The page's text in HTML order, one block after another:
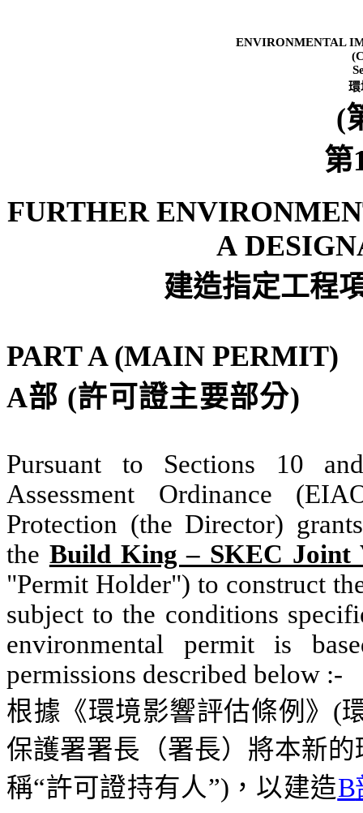
ENVIRONMENTAL
環
(
第
FURTHER
A
建造指定工程
PART A (MAIN PERMIT)
A部 (許可證主要部分)
Pursuant to Sections 10
Assessment Ordinance
Protection (the Director)
the Build King – SKEC Joint
"Permit Holder") to construct
subject to the conditions
environmental permit is
permissions described below :-
根據《環境影響評估條例》 (
保護署署長（署長）將本新
稱“許可證持有人”) ，以建造B